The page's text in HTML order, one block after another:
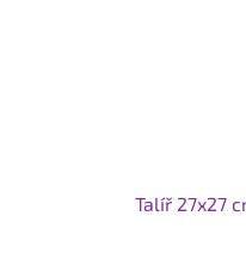
Talíř 27x27